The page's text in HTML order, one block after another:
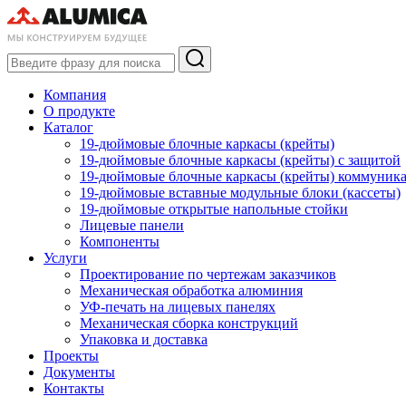
Компания
О продукте
Каталог
19-дюймовые блочные каркасы (крейты)
19-дюймовые блочные каркасы (крейты) с защитой
19-дюймовые блочные каркасы (крейты)
19-дюймовые вставные модульные блоки (кассеты)
19-дюймовые открытые напольные стойки
Лицевые панели
Компоненты
Услуги
Проектирование по чертежам заказчиков
Механическая обработка алюминия
УФ-печать на лицевых панелях
Механическая сборка конструкций
Упаковка и доставка
Проекты
Документы
Контакты